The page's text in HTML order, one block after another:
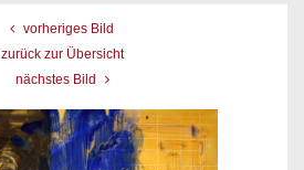
vorheriges Bild
zurück zur Übersicht
nächstes Bild